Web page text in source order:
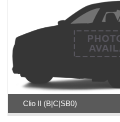
Clio II (B|C|SB0)